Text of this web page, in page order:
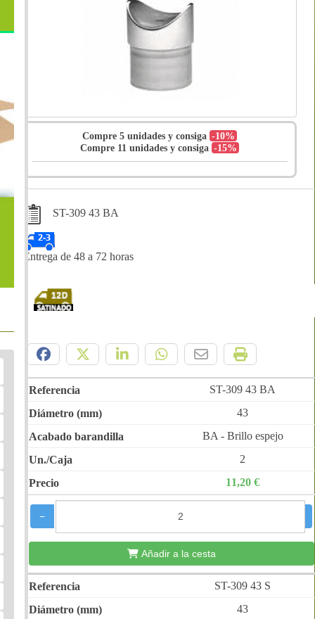
Compre 5 unidades y consiga-10%
Compre 11 unidades y consiga-15%
ST-309 43 BA
Entrega de 48 a 72 horas
ST-309 43 BA
43
BA - Brillo espejo
2
11,20 €
−
Añadir a la cesta
ST-309 43 S
43